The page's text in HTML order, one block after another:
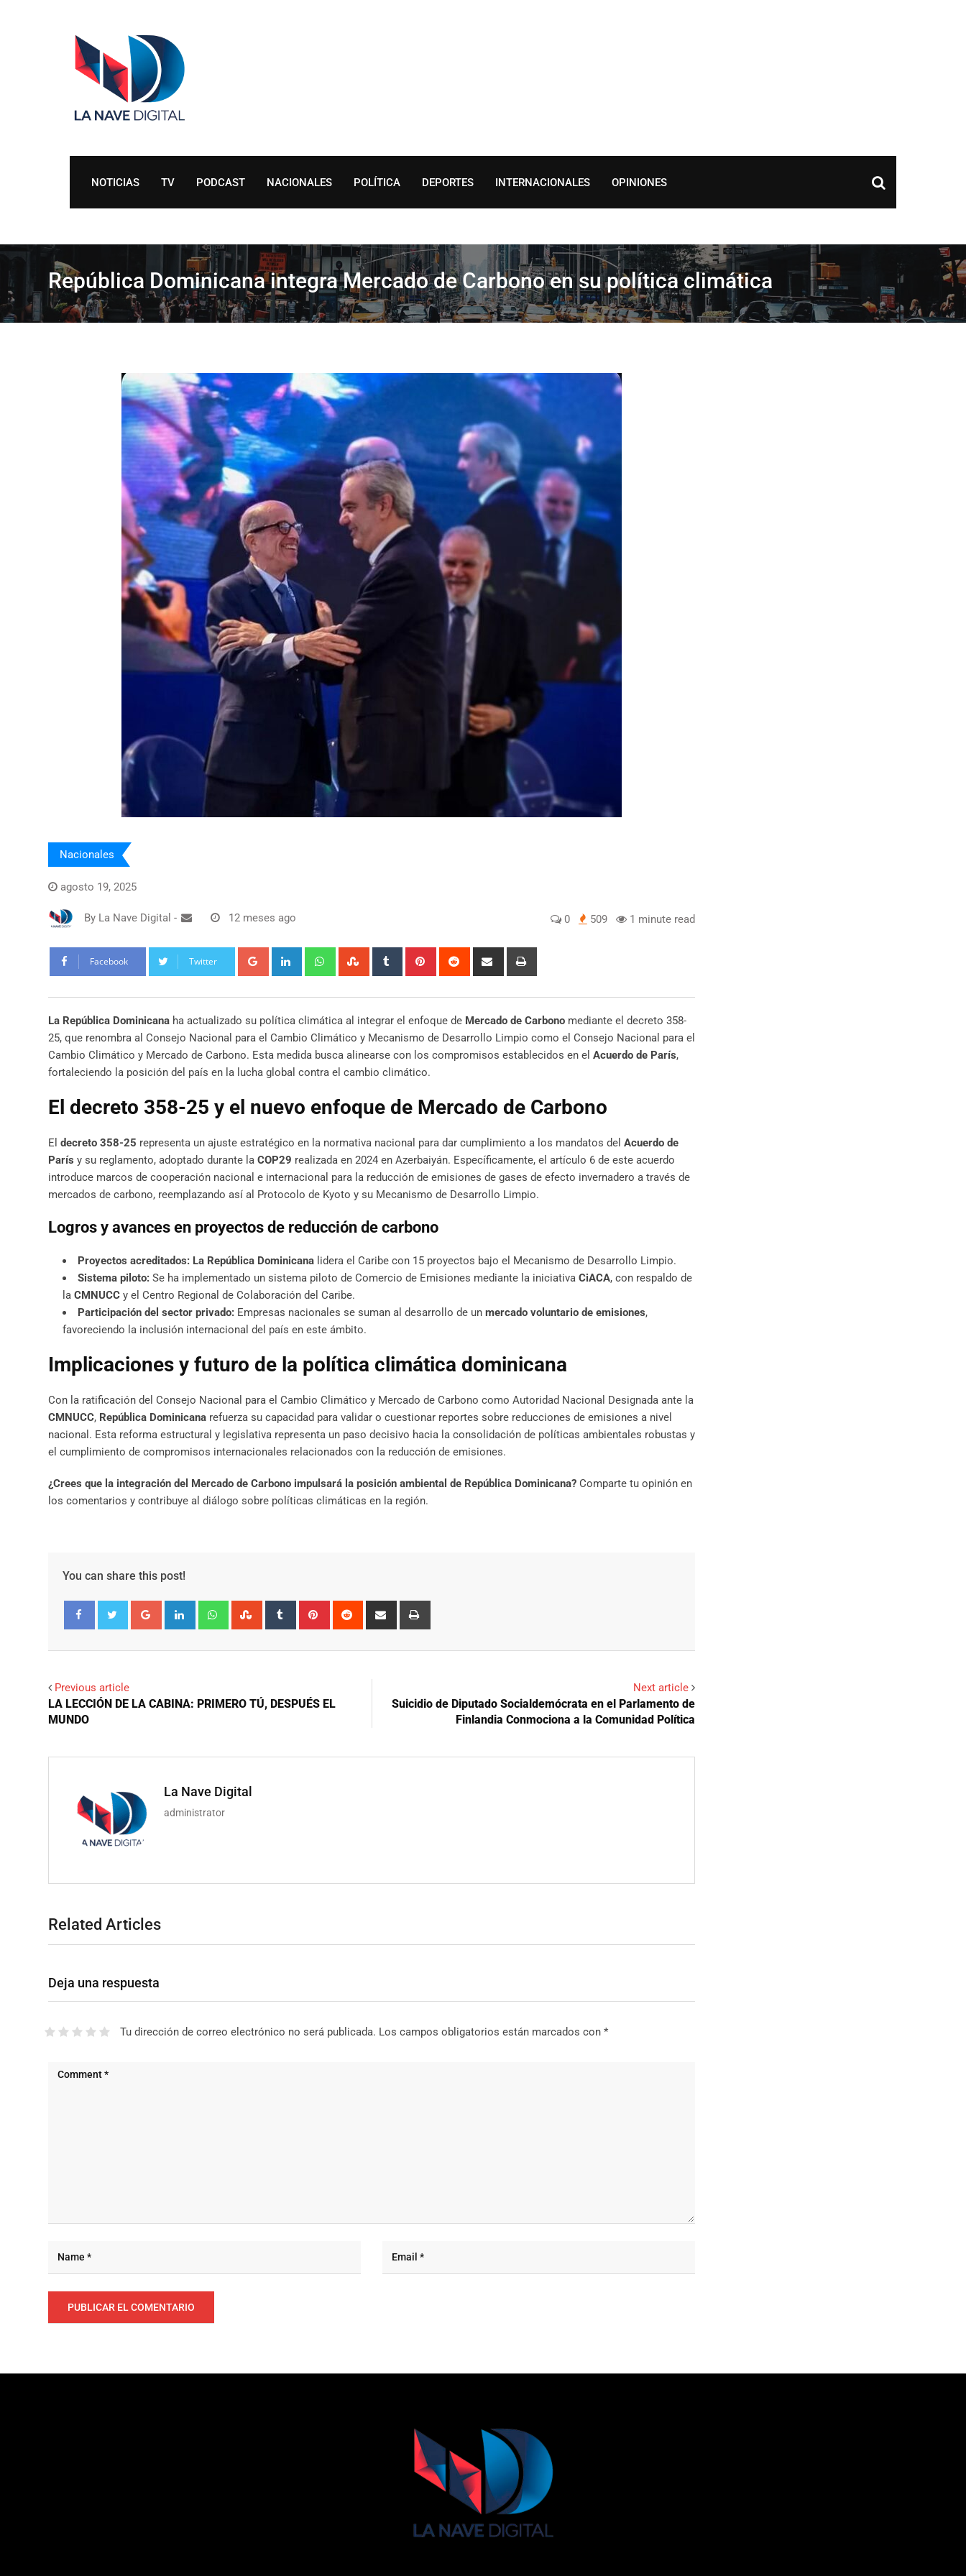
NOTICIAS TV PODCAST NACIONALES POLÍTICA DEPORTES INTERNACIONALES OPINIONES
República Dominicana integra Mercado de Carbono en su política climática
Nacionales
agosto 19, 2025
By La Nave Digital - 12 meses ago 0 509 1 minute read
Facebook Twitter Google+ LinkedIn WhatsappStumbleUpon
Tumblr Pinterest Reddit
Share
La República Dominicana ha actualizado su política climática al integrar el enfoque de Mercado de Carbono mediante el decreto 358-
25, que renombra al Consejo Nacional para el Cambio Climático y Mecanismo de Desarrollo Limpio como el Consejo Nacional para el
Cambio Climático y Mercado de Carbono. Esta medida busca alinearse con los compromisos establecidos en el Acuerdo de París,
fortaleciendo la posición del país en la lucha global contra el cambio climático.
El decreto 358-25 y el nuevo enfoque de Mercado de Carbono
El decreto 358-25 representa un ajuste estratégico en la normativa nacional para dar cumplimiento a los mandatos del Acuerdo de
París y su reglamento, adoptado durante la COP29 realizada en 2024 en Azerbaiyán. Específicamente, el artículo 6 de este acuerdo
introduce marcos de cooperación nacional e internacional para la reducción de emisiones de gases de efecto invernadero a través de
mercados de carbono, reemplazando así al Protocolo de Kyoto y su Mecanismo de Desarrollo Limpio.
Logros y avances en proyectos de reducción de carbono
Proyectos acreditados: La República Dominicana lidera el Caribe con 15 proyectos bajo el Mecanismo de Desarrollo Limpio.
Sistema piloto: Se ha implementado un sistema piloto de Comercio de Emisiones mediante la iniciativa CiACA, con respaldo de
la CMNUCC y el Centro Regional de Colaboración del Caribe.
Participación del sector privado: Empresas nacionales se suman al desarrollo de un mercado voluntario de emisiones,
favoreciendo la inclusión internacional del país en este ámbito.
Implicaciones y futuro de la política climática dominicana
Con la ratificación del Consejo Nacional para el Cambio Climático y Mercado de Carbono como Autoridad Nacional Designada ante la
CMNUCC, República Dominicana refuerza su capacidad para validar o cuestionar reportes sobre reducciones de emisiones a nivel
nacional. Esta reforma estructural y legislativa representa un paso decisivo hacia la consolidación de políticas ambientales robustas y
el cumplimiento de compromisos internacionales relacionados con la reducción de emisiones.
¿Crees que la integración del Mercado de Carbono impulsará la posición ambiental de República Dominicana? Comparte tu opinión en
los comentarios y contribuye al diálogo sobre políticas climáticas en la región.
You can share this post!
Google+ LinkedIn WhatsappStumbleUpon
Tumblr Pinterest Reddit
Share
Previous article
LA LECCIÓN DE LA CABINA: PRIMERO TÚ, DESPUÉS EL
MUNDO
Next article
Suicidio de Diputado Socialdemócrata en el Parlamento de
Finlandia Conmociona a la Comunidad Política
La Nave Digital
administrator
Related Articles
Deja una respuesta
Tu dirección de correo electrónico no será publicada. Los campos obligatorios están marcados con *